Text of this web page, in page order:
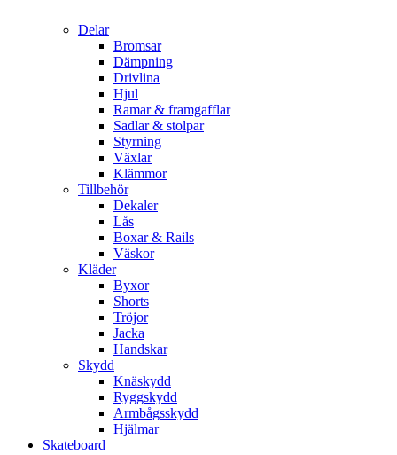
Delar
Bromsar
Dämpning
Drivlina
Hjul
Ramar & framgafflar
Sadlar & stolpar
Styrning
Växlar
Klämmor
Tillbehör
Dekaler
Lås
Boxar & Rails
Väskor
Kläder
Byxor
Shorts
Tröjor
Jacka
Handskar
Skydd
Knäskydd
Ryggskydd
Armbågsskydd
Hjälmar
Skateboard